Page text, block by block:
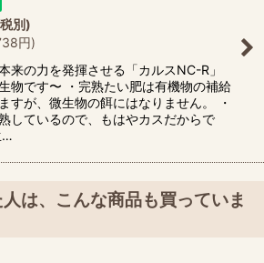
別)
円)
来の力を発揮させる「カルスNC-R」
物です〜 ・完熟たい肥は有機物の補給
すが、微生物の餌にはなりません。 ・
しているので、もはやカスだからで
…
は、こんな商品も買っていま